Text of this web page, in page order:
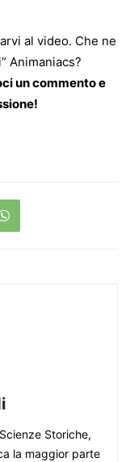
al video. Che ne
Animaniacs?
un commento e
Storiche,
la maggior parte